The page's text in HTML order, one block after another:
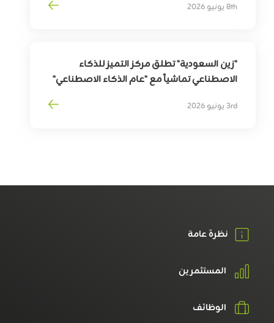
وترقيةتجربةالمسافرين 8th يونيو 2026
"زين السعودية" تطلق مركز التميز للذكاء
الاصطناعي تماشياً مع "عام الذكاء الاصطناعي"
3rd يونيو 2026
نظرة عامة
المستثمرين
الوظائف